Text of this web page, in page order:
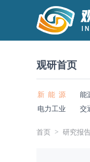
观研首页
新 能 源 能
电力工业
交
首页 研究报